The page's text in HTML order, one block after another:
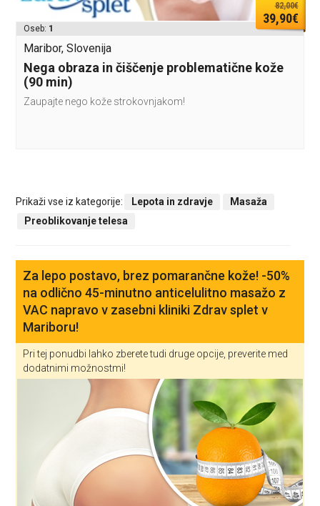
82,00€
39,90€
Oseb: 1
Maribor, Slovenija
Nega obraza in čiščenje problematične kože
(90 min)
Zaupajte nego kože strokovnjakom!
Prikaži vse iz kategorije: Lepota in zdravje
Masaža
Preoblikovanje telesa
Za lepo postavo, brez pomarančne kože! -50%
na odlično 45-minutno anticelulitno masažo z
VAC napravo v zasebni kliniki Zdrav splet v
Mariboru!
Pri tej ponudbi lahko zberete tudi druge opcije, preverite med
dodatnimi možnostmi!